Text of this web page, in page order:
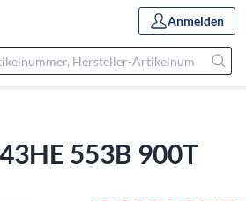
Anmelden
553B 900T